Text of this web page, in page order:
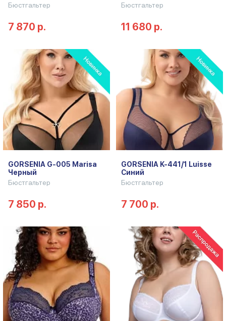
Бюстгальтер
7 870 р.
Бюстгальтер
11 680 р.
GORSENIA G-005 Marisa
Черный
Бюстгальтер
7 850 р.
GORSENIA K-441/1 Luisse
Синий
Бюстгальтер
7 700 р.